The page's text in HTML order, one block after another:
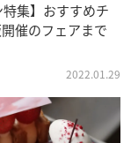
特集】おすすめチ
催のフェアまで
2022.01.29